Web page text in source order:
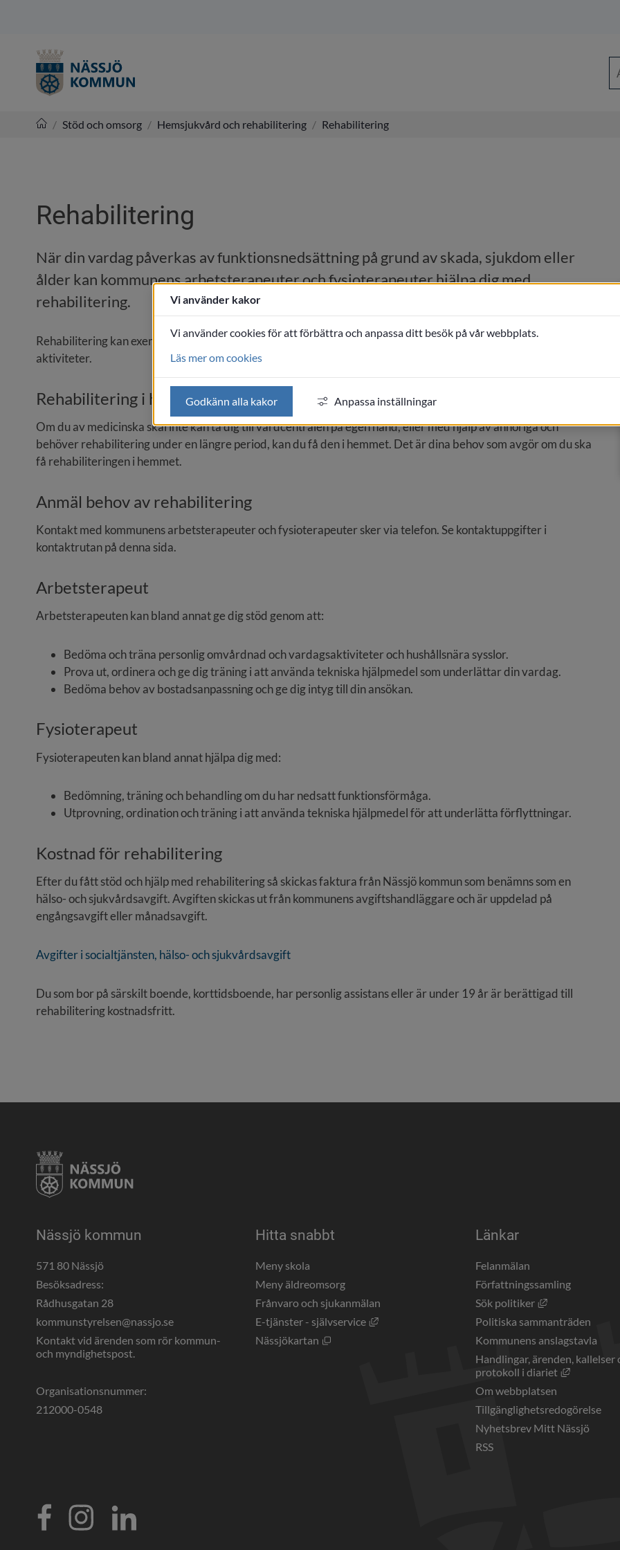
/ Stöd och omsorg / Hemsjukvård och rehabilitering / Rehabilitering
Rehabilitering
När din vardag påverkas av funktionsnedsättning på grund av skada, sjukdom eller
ålder kan kommunens arbetsterapeuter och fysioterapeuter hjälpa dig med
rehabilitering.
Rehabilitering kan exempelvis bestå av gång- och förflyttningsträning eller träning att klara vardagliga
aktiviteter.
Rehabilitering i hemmet
Om du av medicinska skäl inte kan ta dig till vårdcentralen på egen hand, eller med hjälp av anhöriga och
behöver rehabilitering under en längre period, kan du få den i hemmet. Det är dina behov som avgör om du ska
få rehabiliteringen i hemmet.
Anmäl behov av rehabilitering
Kontakt med kommunens arbetsterapeuter och fysioterapeuter sker via telefon. Se kontaktuppgifter i
kontaktrutan på denna sida.
Arbetsterapeut
Arbetsterapeuten kan bland annat ge dig stöd genom att:
Bedöma och träna personlig omvårdnad och vardagsaktiviteter och hushållsnära sysslor.
Prova ut, ordinera och ge dig träning i att använda tekniska hjälpmedel som underlättar din vardag.
Bedöma behov av bostadsanpassning och ge dig intyg till din ansökan.
Fysioterapeut
Fysioterapeuten kan bland annat hjälpa dig med:
Bedömning, träning och behandling om du har nedsatt funktionsförmåga.
Utprovning, ordination och träning i att använda tekniska hjälpmedel för att underlätta förflyttningar.
Kostnad för rehabilitering
Efter du fått stöd och hjälp med rehabilitering så skickas faktura från Nässjö kommun som benämns som en
hälso- och sjukvårdsavgift. Avgiften skickas ut från kommunens avgiftshandläggare och är uppdelad på
engångsavgift eller månadsavgift.
Avgifter i socialtjänsten, hälso- och sjukvårdsavgift
Du som bor på särskilt boende, korttidsboende, har personlig assistans eller är under 19 år är berättigad till
rehabilitering kostnadsfritt.
Nässjö kommun
571 80 Nässjö
Besöksadress:
Rådhusgatan 28
kommunstyrelsen@nassjo.se
Kontakt vid ärenden som rör kommun-
och myndighetspost.
Organisationsnummer:
212000-0548
Hitta snabbt
Meny skola
Meny äldreomsorg
Frånvaro och sjukanmälan
E-tjänster - självservice
Länk till annan webbplats, öppnas i nytt fönster.
Nässjökartan
Länkar
Felanmälan
Författningssamling
Sök politiker
Länk till annan
Politiska sammanträden
Kommunens anslagstavla
Handlingar, ärenden, kallelser
protokoll i diariet
Länk till
Om webbplatsen
Tillgänglighetsredogörelse
Nyhetsbrev Mitt Nässjö
RSS
Vi använder kakor
Vi använder cookies för att förbättra och anpassa ditt besök på vår webbplats.
Läs mer om cookies
Godkänn alla kakor Anpassa inställningar